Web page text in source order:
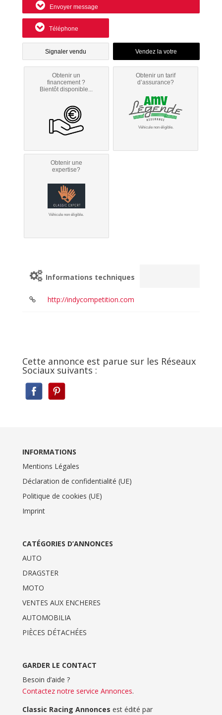
Envoyer message
Téléphone
Signaler vendu
Obtenir un
financement ?
Bientôt disponible...
Obtenir un tarif
d’assurance?
Véhicule non éligible.
Obtenir une
expertise?
Véhicule non éligible.
Informations techniques
http://indycompetition.com
Cette annonce est parue sur les Réseaux
Sociaux suivants :
INFORMATIONS
Mentions Légales
Déclaration de confidentialité (UE)
Politique de cookies (UE)
Imprint
CATÉGORIES D’ANNONCES
AUTO
DRAGSTER
MOTO
VENTES AUX ENCHERES
AUTOMOBILIA
PIÈCES DÉTACHÉES
GARDER LE CONTACT
Besoin d’aide ?
Contactez notre service Annonces.
Classic Racing Annonces est édité par